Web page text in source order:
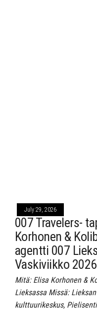
July 29, 2026
007 Travelers-
Korhonen &
agentti 007
Vaskiviikko 2026
Mitä: Elisa Korhonen &
Lieksassa Missä:
kulttuurikeskus,